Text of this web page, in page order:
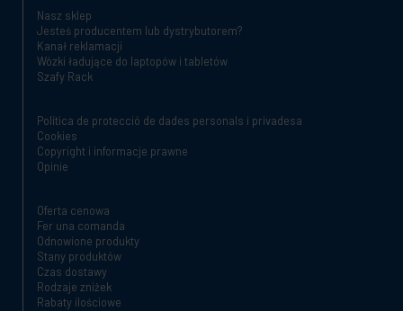
Nasz sklep
Jesteś producentem lub dystrybutorem?
Kanał reklamacji
Wózki ładujące do laptopów i tabletów
Szafy Rack
Política de protecció de dades personals i privadesa
Cookies
Copyright i informacje prawne
Opinie
Oferta cenowa
Fer una comanda
Odnowione produkty
Stany produktów
Czas dostawy
Rodzaje zniżek
Rabaty ilościowe